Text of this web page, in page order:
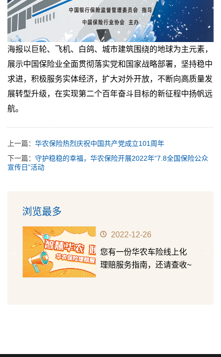
海报以巨轮、飞机、白鸽、城市建筑围绕的地球为主元素，
展示中国保险业全面贯彻落实党和国家战略部署，坚持稳中
求进，积极服务实体经济，扩大对外开放，不断向高质量发
展转型升级，在实现第二个百年奋斗目标的新征程中扬帆远
航。
上一篇： 华农保险热烈庆祝中国共产党成立101周年
下一篇： 守护稳稳的幸福，华农保险开展2022年“7.8全国保险公众
宣传日”活动
浏览最多
2022-12-26
您有一份华农车险线上化
理赔服务指南，还请查收~